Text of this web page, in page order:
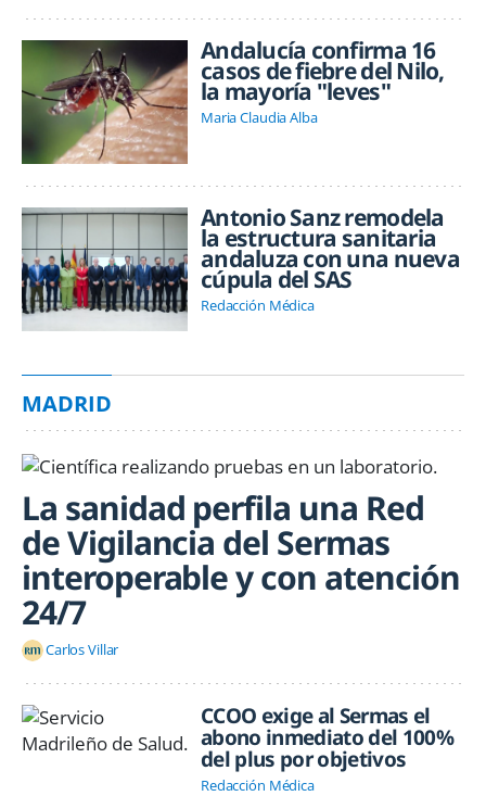
Andalucía confirma 16
casos de fiebre del Nilo,
la mayoría "leves"
Maria Claudia Alba
Antonio Sanz remodela
la estructura sanitaria
andaluza con una nueva
cúpula del SAS
Redacción Médica
MADRID
La sanidad perfila una Red
de Vigilancia del Sermas
interoperable y con atención
24/7
Carlos Villar
CCOO exige al Sermas el
abono inmediato del 100%
del plus por objetivos
Redacción Médica